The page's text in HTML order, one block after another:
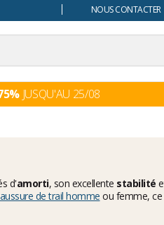
NOUS
JUSQU'AU 25/08
d'amorti, son excellente stabilité
de trail homme ou femme, ce